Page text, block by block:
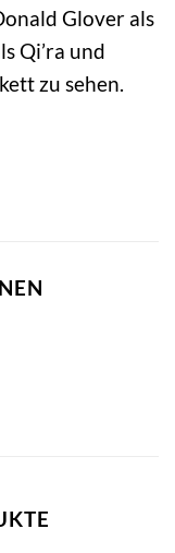
Glover als
Qi’ra und
zu sehen.